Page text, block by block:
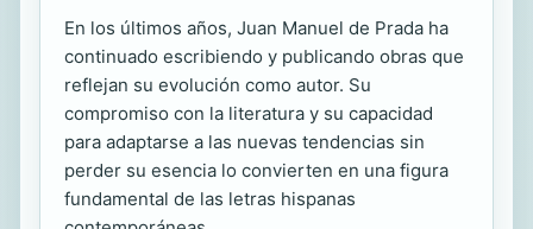
En los últimos años, Juan Manuel de Prada ha
continuado escribiendo y publicando obras que
reflejan su evolución como autor. Su
compromiso con la literatura y su capacidad
para adaptarse a las nuevas tendencias sin
perder su esencia lo convierten en una figura
fundamental de las letras hispanas